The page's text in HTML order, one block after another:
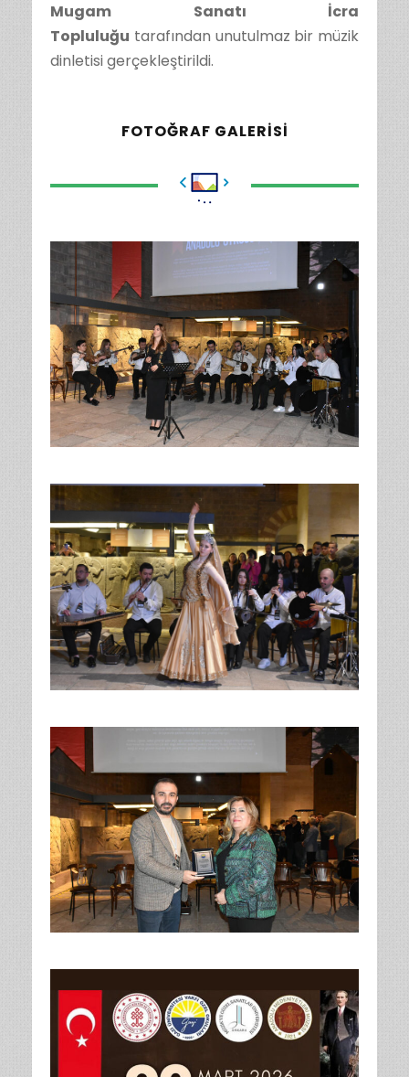
Mugam Sanatı İcra
Topluluğu tarafından unutulmaz bir müzik
dinletisi gerçekleştirildi.
FOTOĞRAF GALERISI